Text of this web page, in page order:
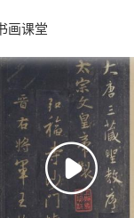
画课堂
